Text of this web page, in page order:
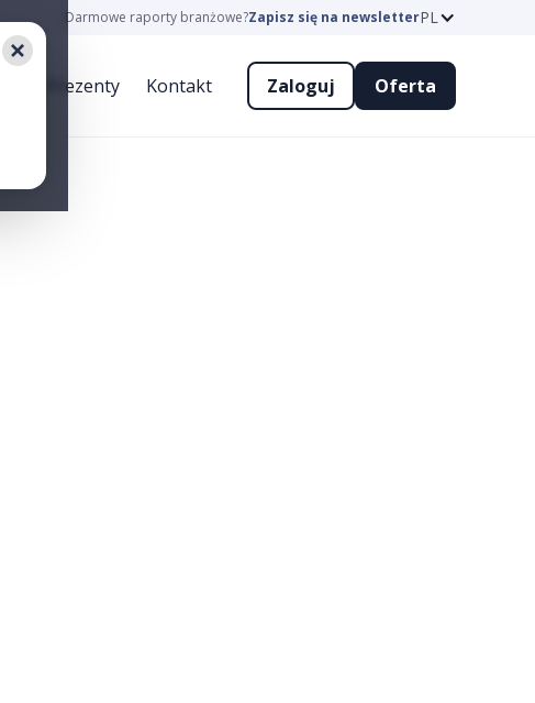
Darmowe raporty branżowe?Zapisz się na newsletterPL
Prezenty Kontakt Zaloguj Oferta